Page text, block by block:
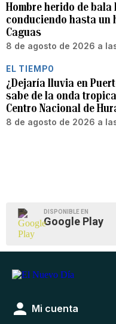
Hombre herido de bala
conduciendo hasta un
Caguas
8 de agosto de 2026 a
EL TIEMPO
¿Dejaría lluvia en
sabe de la onda
Centro Nacional de
8 de agosto de 2026 a
DISPONIBLE EN
Google Play
Mi cuenta